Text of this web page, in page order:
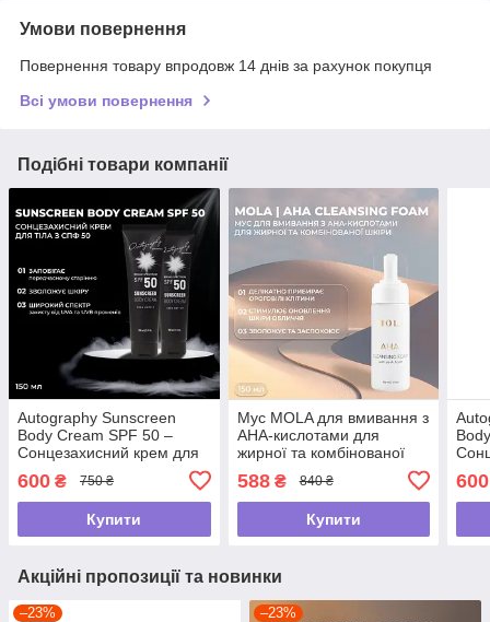
Умови повернення
Повернення товару впродовж 14 днів за рахунок покупця
Всі умови повернення
Подібні товари компанії
Autography Sunscreen
Body Cream SPF 50 –
Сонцезахисний крем для
600 ₴ 750 ₴
Купити
Мус MOLA для вмивання з
АНА-кислотами для
жирної та комбінованої
588₴ 840 ₴
Купити
600
Акційні пропозиції та новинки
–23% –23%